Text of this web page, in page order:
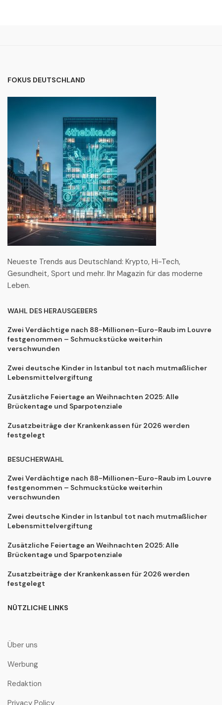
FOKUS DEUTSCHLAND
Neueste Trends aus Deutschland: Krypto, Hi-Tech,
Gesundheit, Sport und mehr. Ihr Magazin für das moderne
Leben.
WAHL DES HERAUSGEBERS
Zwei Verdächtige nach 88-Millionen-Euro-Raub im Louvre
festgenommen – Schmuckstücke weiterhin
verschwunden
Zwei deutsche Kinder in Istanbul tot nach mutmaßlicher
Lebensmittelvergiftung
Zusätzliche Feiertage an Weihnachten 2025: Alle
Brückentage und Sparpotenziale
Zusatzbeiträge der Krankenkassen für 2026 werden
festgelegt
BESUCHERWAHL
Zwei Verdächtige nach 88-Millionen-Euro-Raub im Louvre
festgenommen – Schmuckstücke weiterhin
verschwunden
Zwei deutsche Kinder in Istanbul tot nach mutmaßlicher
Lebensmittelvergiftung
Zusätzliche Feiertage an Weihnachten 2025: Alle
Brückentage und Sparpotenziale
Zusatzbeiträge der Krankenkassen für 2026 werden
festgelegt
NÜTZLICHE LINKS
Über uns
Werbung
Redaktion
Privacy Policy